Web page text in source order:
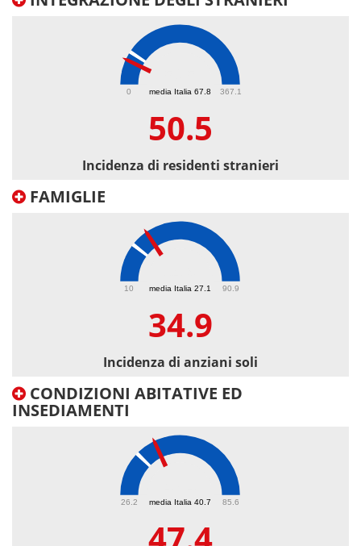
media Italia 67.8
0 367.1
50.5
Incidenza di residenti stranieri
FAMIGLIE
media Italia 27.1
10 90.9
34.9
Incidenza di anziani soli
CONDIZIONI ABITATIVE ED
INSEDIAMENTI
media Italia 40.7
26.2 85.6